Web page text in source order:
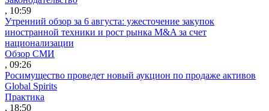
, 10:59
Утренний обзор за 6 августа: ужесточение закупок
иностранной техники и рост рынка M&A за счет
национализации
Обзор СМИ
, 09:26
Росимущество проведет новый аукцион по продаже активов
Global Spirits
Практика
, 18:50